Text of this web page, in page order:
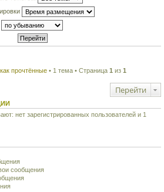
прочтённые• 1 тема • Страница 1 из 1
Перейти
нет зарегистрированных пользователей и 1
сообщения